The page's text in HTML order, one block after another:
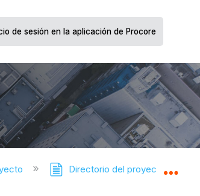
de sesión en la aplicación de Procore
Directorio del proyecto